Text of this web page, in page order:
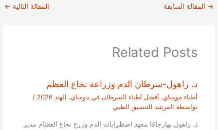
→ المقالة السابقة المقالة التالية ←
Related Posts
د. راهول-سرطان الدم وزراعة نخاع العظم
أطباء مومباي, أفضل أطباء السرطان في مومباي، الهند 2026
/
بواسطة المرشد للتنسيق الطبي
د. راهول بهارجافا معهد اضطرابات الدم وزرع نخاع العظام مدير